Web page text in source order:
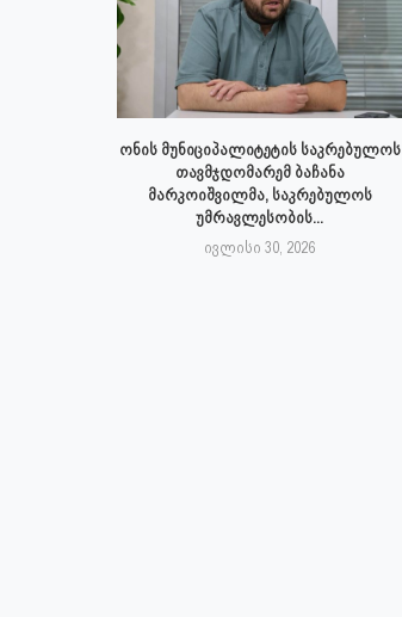
ონის მუნიციპალიტეტის საკრებულოს
თავმჯდომარემ ბაჩანა
მარკოიშვილმა, საკრებულოს
უმრავლესობის...
ივლისი 30, 2026